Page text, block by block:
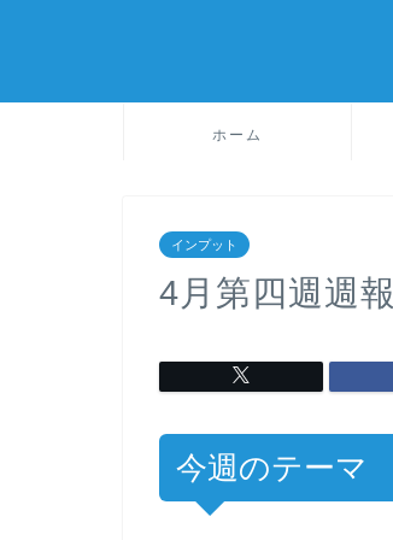
ホーム
インプット
4月第四週週報
今週のテーマ